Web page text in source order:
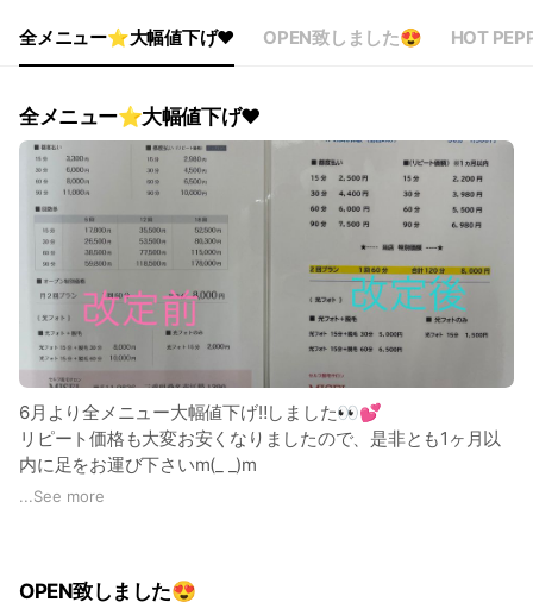
Sat
※ 定休日 水曜日
全メニュー⭐️大幅値下げ❤️ OPEN致しました😍 HOT
全メニュー⭐️大幅値下げ❤️
6月より全メニュー大幅値下げ‼️しました👀💕
リピート価格も大変お安くなりましたので、是非とも1ヶ月以
内に足をお運び下さいm(_ _)m
お客様のご来店、心よりお待ちしております🙇‍♀️
...See more
OPEN致しました😍